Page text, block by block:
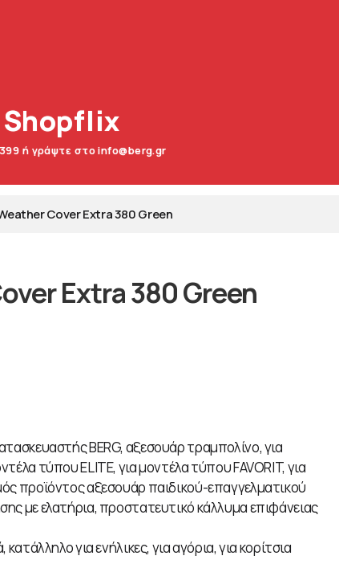
Shopflix
ή γράψτε στο info@berg.gr
Cover Extra 380 Green
Extra 380 Green
BERG, αξεσουάρ τραμπολίνο, για
τύπου ELITE, για μοντέλα τύπου FAVORIT, για
προϊόντος αξεσουάρ παιδικού-επαγγελματικού
με ελατήρια, προστατευτικό κάλλυμα επιφάνειας
για ενήλικες, για αγόρια, για κορίτσια